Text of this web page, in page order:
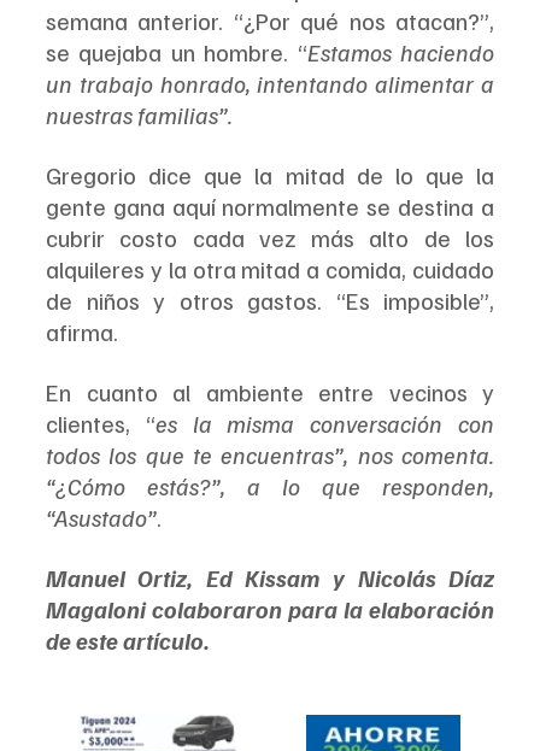
semana anterior. “¿Por qué nos atacan?”,
se quejaba un hombre. “Estamos haciendo
un trabajo honrado, intentando alimentar a
nuestras familias”.
Gregorio dice que la mitad de lo que la
gente gana aquí normalmente se destina a
cubrir costo cada vez más alto de los
alquileres y la otra mitad a comida, cuidado
de niños y otros gastos. “Es imposible”,
afirma.
En cuanto al ambiente entre vecinos y
clientes, “es la misma conversación con
todos los que te encuentras”, nos comenta.
“¿Cómo estás?”, a lo que responden,
“Asustado”.
Manuel Ortiz, Ed Kissam y Nicolás Díaz
Magaloni colaboraron para la elaboración
de este artículo.